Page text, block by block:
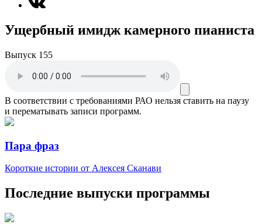
Ущербный имидж камерного пианиста
Выпуск 155
В соответствии с требованиями РАО нельзя ставить на паузу
и перематывать записи программ.
Пара фраз
Короткие истории от Алексея Сканави
Последние выпуски программы